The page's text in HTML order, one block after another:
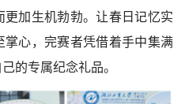
加生机勃勃。让春日记忆实
心，完赛者凭借着手中集满
的专属纪念礼品。